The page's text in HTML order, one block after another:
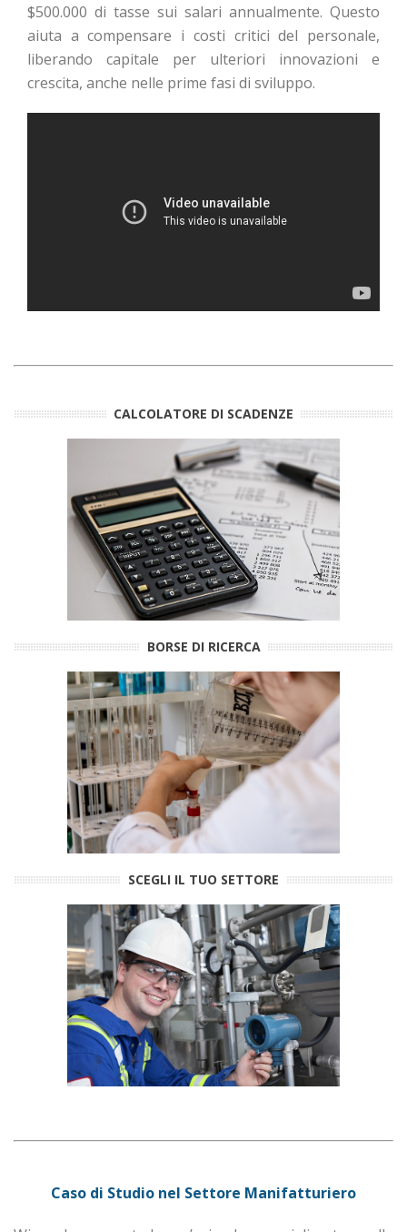
$500.000 di tasse sui salari annualmente. Questo
aiuta a compensare i costi critici del personale,
liberando capitale per ulteriori innovazioni e
crescita, anche nelle prime fasi di sviluppo.
CALCOLATORE DI SCADENZE
BORSE DI RICERCA
SCEGLI IL TUO SETTORE
Caso di Studio nel Settore Manifatturiero